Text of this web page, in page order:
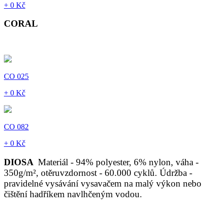
+ 0 Kč
CORAL
CO 025
+ 0 Kč
CO 082
+ 0 Kč
DIOSA Materiál - 94% polyester, 6% nylon, váha -
350g/m², otěruvzdornost - 60.000 cyklů. Údržba -
pravidelné vysávání vysavačem na malý výkon nebo
čištění hadříkem navlhčeným vodou.